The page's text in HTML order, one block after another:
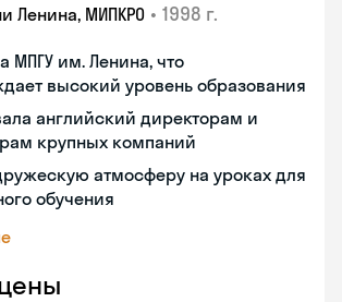
Ленина, МИПКРО • 1998 г.
МПГУ им. Ленина, что
высокий уровень образования
английский директорам и
крупных компаний
атмосферу на уроках для
обучения